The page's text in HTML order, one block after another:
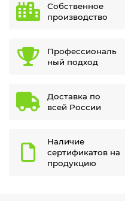
Собственное
производство
Профессиональ
ный подход
Доставка по
всей России
Наличие
сертификатов на
продукцию